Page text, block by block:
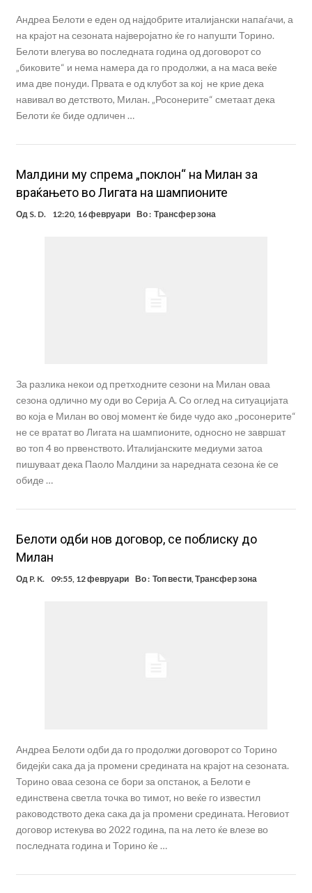
Андреа Белоти е еден од најдобрите италијански напаѓачи, а
на крајот на сезоната најверојатно ќе го напушти Торино.
Белоти влегува во последната година од договорот со
„биковите“ и нема намера да го продолжи, а на маса веќе
има две понуди. Првата е од клубот за кој не крие дека
навивал во детството, Милан. „Росонерите“ сметаат дека
Белоти ќе биде одличен …
Малдини му спрема „поклон“ на Милан за
враќањето во Лигата на шампионите
Од S. D. 12:20, 16 февруари Во : Трансфер зона
За разлика некои од претходните сезони на Милан оваа
сезона одлично му оди во Серија А. Со оглед на ситуацијата
во која е Милан во овој момент ќе биде чудо ако „росонерите“
не се вратат во Лигата на шампионите, односно не завршат
во топ 4 во првенството. Италијанските медиуми затоа
пишуваат дека Паоло Малдини за наредната сезона ќе се
обиде …
Белоти одби нов договор, се поблиску до
Милан
Од P. K. 09:55, 12 февруари Во : Топ вести,Трансфер зона
Андреа Белоти одби да го продолжи договорот со Торино
бидејќи сака да ја промени средината на крајот на сезоната.
Торино оваа сезона се бори за опстанок, а Белоти е
единствена светла точка во тимот, но веќе го известил
раководството дека сака да ја промени средината. Неговиот
договор истекува во 2022 година, па на лето ќе влезе во
последната година и Торино ќе …